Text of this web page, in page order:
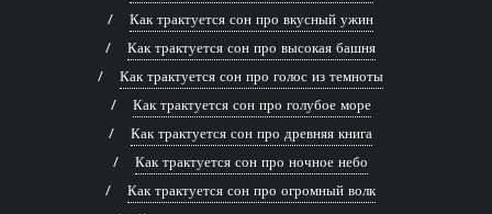
Как трактуется сон про вкусный ужин
Как трактуется сон про высокая башня
Как трактуется сон про голос из темноты
Как трактуется сон про голубое море
Как трактуется сон про древняя книга
Как трактуется сон про ночное небо
Как трактуется сон про огромный волк